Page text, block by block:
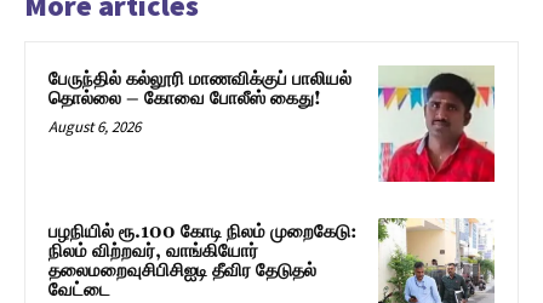
பேருந்தில் கல்லூரி மாணவிக்குப் பாலியல்
தொல்லை – கோவை போலீஸ் கைது!
August 6, 2026
பழநியில் ரூ.100 கோடி நிலம் முறைகேடு:
நிலம் விற்றவர், வாங்கியோர்
தலைமறைவுசிபிசிஐடி தீவிர தேடுதல்
வேட்டை